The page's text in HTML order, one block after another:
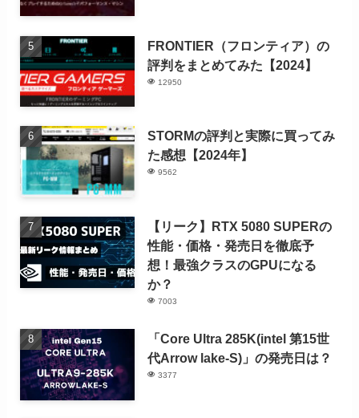
FRONTIER（フロンティア）の
評判をまとめてみた【2024】
12950
STORMの評判と実際に買ってみ
た感想【2024年】
9562
【リーク】RTX 5080 SUPERの
性能・価格・発売日を徹底予
想！最強クラスのGPUになる
か？
7003
「Core Ultra 285K(intel 第15世
代Arrow lake-S)」の発売日は？
3377